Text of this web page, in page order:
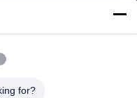
Zibo City, provincie
Zibo City, provincie
for?